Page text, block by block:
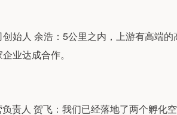
始人 余浩：5公里之内，上游有高端
业达成合作。
责人 贺飞：我们已经落地了两个孵化